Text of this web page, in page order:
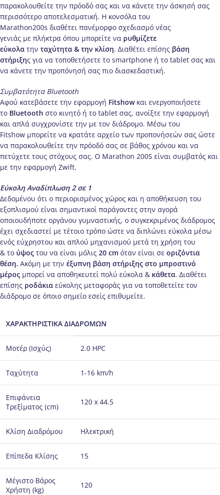
παρακολουθείτε την πρόοδό σας και να κάνετε την άσκησή σας
περισσότερο αποτελεσματική. Η κονσόλα του
Marathon200s διαθέτει πανέμορφο σχεδιασμό νέας
γενιάς με πλήκτρα όπου μπορείτε να ρυθμίζετε
εύκολα την ταχύτητα & την κλίση. Διαθέτει επίσης βάση
στήριξης για να τοποθετήσετε το smartphone ή το tablet σας και
να κάνετε την προπόνησή σας πιο διασκεδαστική.
Συμβατότητα Bluetooth
Αφού κατεβάσετε την εφαρμογή Fitshow και ενεργοποιήσετε
το Bluetooth στο κινητό ή το tablet σας, ανοίξτε την εφαρμογή
και απλά συγχρονίστε την με τον διάδρομο. Μέσω του
Fitshow μπορείτε να κρατάτε αρχείο των προπονήσεών σας ώστε
να παρακολουθείτε την πρόοδό σας σε βάθος χρόνου και να
πετύχετε τους στόχους σας. Ο Marathon 200S είναι συμβατός και
με την εφαρμογή Zwift.
Εύκολη Αναδίπλωση 2 σε 1
Δεδομένου ότι ο περιορισμένος χώρος και η αποθήκευση του
εξοπλισμού είναι σημαντικοί παράγοντες στην αγορά
οποιουδήποτε οργάνου γυμναστικής, ο συγκεκριμένος διάδρομος
έχει σχεδιαστεί με τέτοιο τρόπο ώστε να διπλώνει εύκολα μέσω
ενός εύχρηστου και απλού μηχανισμού μετά τη χρήση του
& το ύψος του να είναι μόλις 20 cm όταν είναι σε οριζόντια
θέση. Ακόμη με την έξυπνη βάση στήριξης στο μπροστινό
μέρος μπορεί να αποθηκευτεί πολύ εύκολα & κάθετα. Διαθέτει
επίσης ροδάκια εύκολης μεταφοράς για να τοποθετείτε τον
διάδρομο σε όποιο σημείο εσείς επιθυμείτε.
ΧΑΡΑΚΤΗΡΙΣΤΙΚΑ ΔΙΑΔΡΟΜΩΝ
Μοτέρ (Ισχύς) 2.0 HPC
Ταχύτητα 1-16 km/h
Επιφάνεια
Τρεξίματος (cm)
120 x 44.5
Κλίση Διαδρόμου Ηλεκτρική
Επίπεδα Κλίσης 15
Μέγιστο Βάρος
Χρήστη (kg)
120